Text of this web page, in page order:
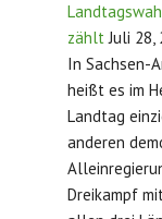
zählt Juli 28,
In Sachsen-
heißt es im
Landtag
anderen
Dreikampf